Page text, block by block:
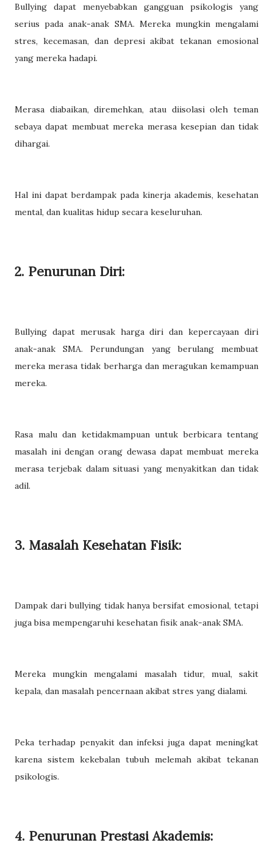
Bullying dapat menyebabkan gangguan psikologis yang
serius pada anak-anak SMA. Mereka mungkin mengalami
stres, kecemasan, dan depresi akibat tekanan emosional
yang mereka hadapi.
Merasa diabaikan, diremehkan, atau diisolasi oleh teman
sebaya dapat membuat mereka merasa kesepian dan tidak
dihargai.
Hal ini dapat berdampak pada kinerja akademis, kesehatan
mental, dan kualitas hidup secara keseluruhan.
2. Penurunan Diri:
Bullying dapat merusak harga diri dan kepercayaan diri
anak-anak SMA. Perundungan yang berulang membuat
mereka merasa tidak berharga dan meragukan kemampuan
mereka.
Rasa malu dan ketidakmampuan untuk berbicara tentang
masalah ini dengan orang dewasa dapat membuat mereka
merasa terjebak dalam situasi yang menyakitkan dan tidak
adil.
3. Masalah Kesehatan Fisik:
Dampak dari bullying tidak hanya bersifat emosional, tetapi
juga bisa mempengaruhi kesehatan fisik anak-anak SMA.
Mereka mungkin mengalami masalah tidur, mual, sakit
kepala, dan masalah pencernaan akibat stres yang dialami.
Peka terhadap penyakit dan infeksi juga dapat meningkat
karena sistem kekebalan tubuh melemah akibat tekanan
psikologis.
4. Penurunan Prestasi Akademis: